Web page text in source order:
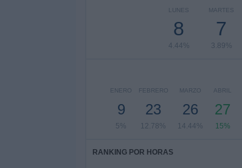
LUNES
8
4.44%
MARTES
7
3.89%
ENERO
9
5%
FEBRERO
23
12.78%
MARZO
26
14.44%
ABRIL
27
15%
RANKING POR HORAS